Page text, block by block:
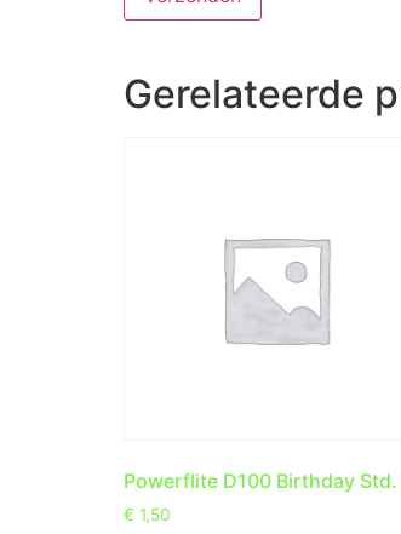
Gerelateerde
Powerflite D100 Birthday Std.
€ 1,50